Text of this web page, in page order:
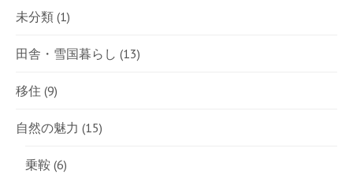
未分類 (1)
田舎・雪国暮らし (13)
移住 (9)
自然の魅力 (15)
乗鞍 (6)